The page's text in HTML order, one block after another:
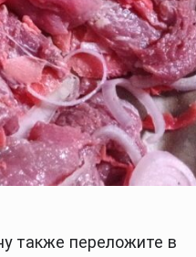
также переложите в